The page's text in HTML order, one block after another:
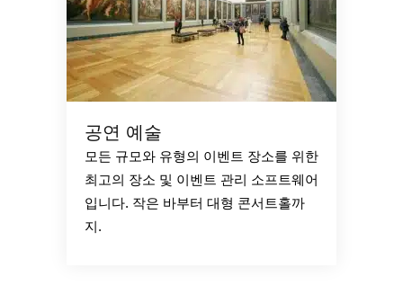
공연 예술
모든 규모와 유형의 이벤트 장소를 위한
최고의 장소 및 이벤트 관리 소프트웨어
입니다. 작은 바부터 대형 콘서트홀까
지.